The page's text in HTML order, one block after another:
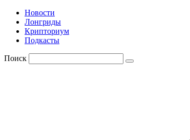
Новости
Лонгриды
Крипториум
Подкасты
Поиск